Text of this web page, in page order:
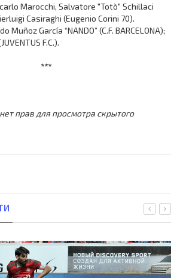
Marocchi, Salvatore "Totò" Schillaci
Casiraghi (Eugenio Corini 70).
Muñoz García “NANDO” (C.F. BARCELONA);
F.C.).
***
прав для просмотра скрытого